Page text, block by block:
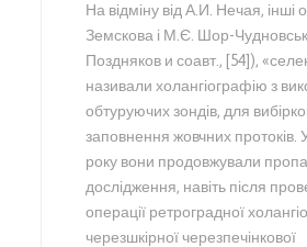
На відміну від А.И. Нечая, інші
Земскова і М.Є. Шор-
Поздняков и соавт., [54]),
називали холангіографію з
обтуруючих зондів, для
заповнення жовчних протоків.
року вони продовжували
дослідження, навіть після
операції ретроградної
черезшкірної черезпечінкової